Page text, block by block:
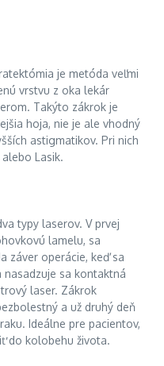
je metóda veľmi
vrstvu z oka lekár
Takýto zákrok je
hoja, nie je ale vhodný
astigmatikov. Pri nich
Lasik.
typy laserov. V prvej
lamelu, sa
záver operácie, keď sa
sa kontaktná
laser. Zákrok
a už druhý deň
Ideálne pre pacientov,
do kolobehu života.